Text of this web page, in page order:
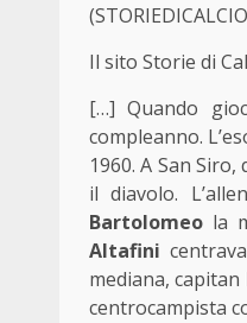
Il sito Storie di
[…] Quando
compleanno.
1960. A San
il diavolo.
Bartolomeo la
Altafini
mediana, capitan
centrocampista